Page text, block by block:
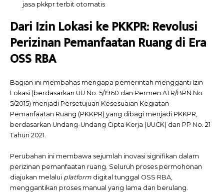
jasa pkkpr terbit otomatis
Dari Izin Lokasi ke PKKPR: Revolusi
Perizinan Pemanfaatan Ruang di Era
OSS RBA
Bagian ini membahas mengapa pemerintah mengganti Izin
Lokasi (berdasarkan UU No. 5/1960 dan Permen ATR/BPN No.
5/2015) menjadi Persetujuan Kesesuaian Kegiatan
Pemanfaatan Ruang (PKKPR) yang dibagi menjadi PKKPR,
berdasarkan Undang-Undang Cipta Kerja (UUCK) dan PP No. 21
Tahun 2021.
Perubahan ini membawa sejumlah inovasi signifikan dalam
perizinan pemanfaatan ruang. Seluruh proses permohonan
diajukan melalui platform digital tunggal OSS RBA,
menggantikan proses manual yang lama dan berulang.